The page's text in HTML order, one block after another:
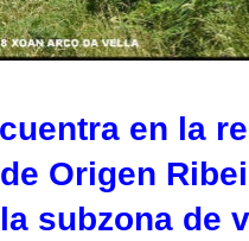
en la
Origen
subzona de